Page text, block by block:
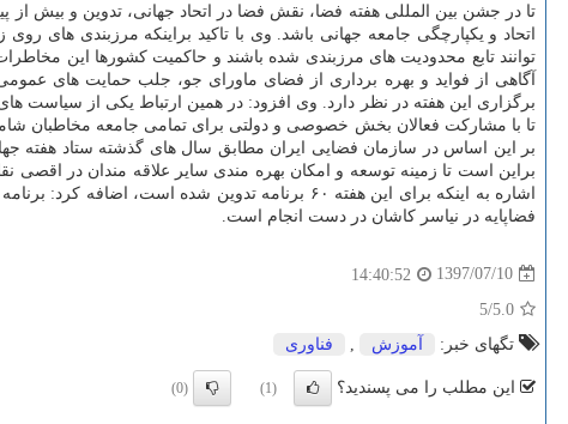
تا در جشن بین المللی هفته فضا، نقش فضا در اتحاد جهانی، تدوین و بیش
اتحاد و یكپارچگی جامعه جهانی باشد. وی با تاكید براینكه مرزبندی های
توانند تابع محدودیت های مرزبندی شده باشند و حاكمیت كشورها این
آگاهی از فواید و بهره برداری از فضای ماورای جو، جلب حمایت های
برگزاری این هفته در نظر دارد. وی افزود: در همین ارتباط یكی از سیاست
تا با مشاركت فعالان بخش خصوصی و دولتی برای تمامی جامعه مخاطبان
بر این اساس در سازمان فضایی ایران مطابق سال های گذشته ستاد هفته
براین است تا زمینه توسعه و امكان بهره مندی سایر علاقه مندان در
اشاره به اینكه برای این هفته ۶۰ برنامه تدوین
فضاپایه در نیاسر كاشان در دست انجام است.
1397/07/10
14:40:52
5.0
/5
تگهای خبر:
آموزش فناوری
این مطلب را می پسندید؟ (1)
(0)